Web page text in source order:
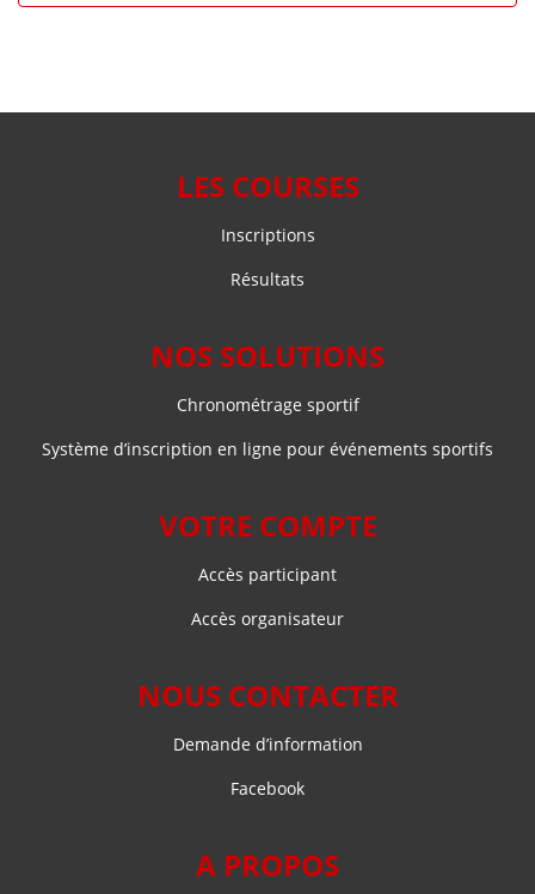
LES COURSES
Inscriptions
Résultats
NOS SOLUTIONS
Chronométrage sportif
Système d’inscription en ligne pour événements sportifs
VOTRE COMPTE
Accès participant
Accès organisateur
NOUS CONTACTER
Demande d’information
Facebook
A PROPOS